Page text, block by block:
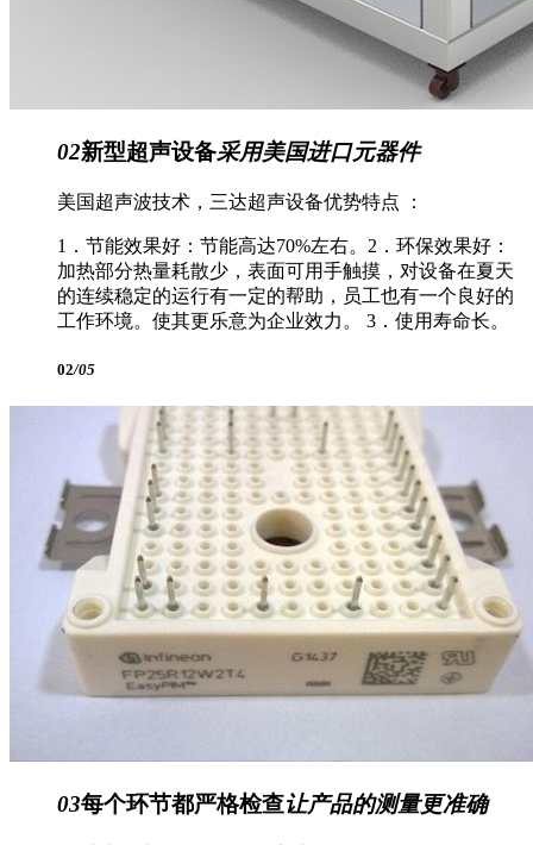
02新型超声设备采用美国进口元器件
美国超声波技术，三达超声设备优势特点 ：
1．节能效果好：节能高达70%左右。2．环保效果好：
加热部分热量耗散少，表面可用手触摸，对设备在夏天
的连续稳定的运行有一定的帮助，员工也有一个良好的
工作环境。使其更乐意为企业效力。 3．使用寿命长。
02/05
03每个环节都严格检查让产品的测量更准确